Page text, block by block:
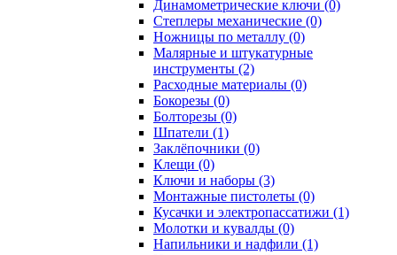
Динамометрические ключи (0)
Степлеры механические (0)
Ножницы по металлу (0)
Малярные и штукатурные
инструменты (2)
Расходные материалы (0)
Бокорезы (0)
Болторезы (0)
Шпатели (1)
Заклёпочники (0)
Клещи (0)
Ключи и наборы (3)
Монтажные пистолеты (0)
Кусачки и электропассатижи (1)
Молотки и кувалды (0)
Напильники и надфили (1)